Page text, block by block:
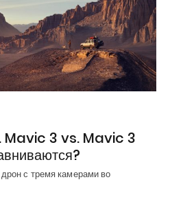
Mavic 3 vs. Mavic 3
с тремя камерами во